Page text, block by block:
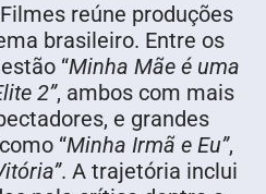
reúne produções
brasileiro. Entre os
“Minha Mãe é uma
2”, ambos com mais
e grandes
“Minha Irmã e Eu”,
. A trajetória inclui